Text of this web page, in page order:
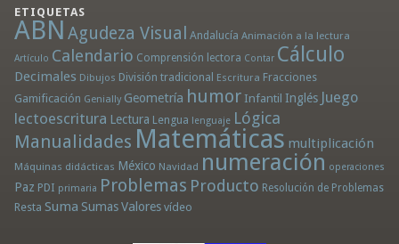
ETIQUETAS
ABN Agudeza Visual Andalucía Animación a la lectura
Artículo Calendario Comprensión lectora Contar Cálculo
Decimales Dibujos División tradicional Escritura Fracciones
Gamificación Genially Geometría humor Infantil Inglés Juego
lectoescritura Lectura Lengua lenguaje Lógica
Manualidades Matemáticas multiplicación
Máquinas didácticas México Navidad numeración operaciones
Paz PDI primaria Problemas Producto Resolución de Problemas
Resta Suma Sumas Valores vídeo